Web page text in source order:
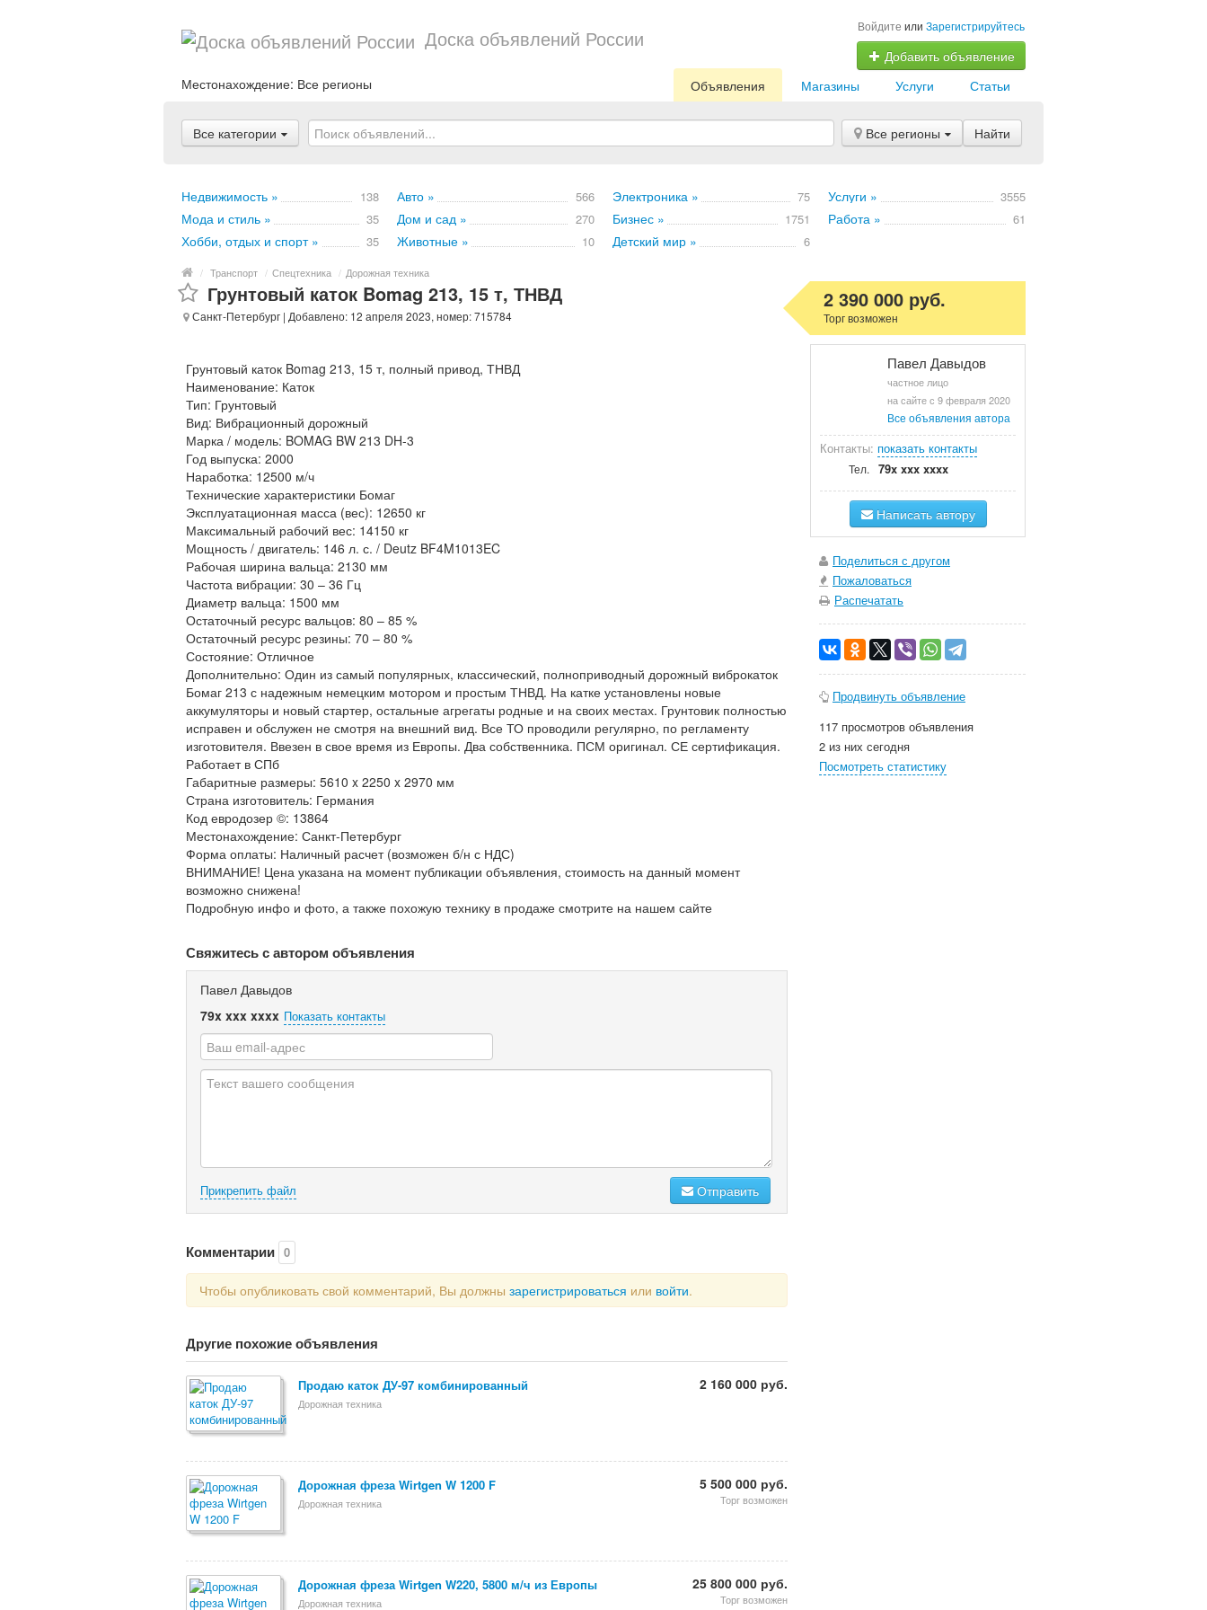
Доска объявлений России Войдите или Зарегистрируйтесь
Добавить объявление
Местонахождение: Все регионы Статьи
Услуги
Магазины
Объявления
Все категории Все регионы Найти
Недвижимость » 138 Авто » 566 Электроника » 75 Услуги » 3555
Мода и стиль » 35 Дом и сад » 270 Бизнес » 1751 Работа » 61
Хобби, отдых и спорт » 35 Животные » 10 Детский мир » 6
/ Транспорт / Спецтехника / Дорожная техника
Грунтовый каток Bomag 213, 15 т, ТНВД
Санкт-Петербург | Добавлено: 12 апреля 2023, номер: 715784
Грунтовый каток Bomag 213, 15 т, полный привод, ТНВД
Наименование: Каток
Тип: Грунтовый
Вид: Вибрационный дорожный
Марка / модель: BOMAG BW 213 DH-3
Год выпуска: 2000
Наработка: 12500 м/ч
Технические характеристики Бомаг
Эксплуатационная масса (вес): 12650 кг
Максимальный рабочий вес: 14150 кг
Мощность / двигатель: 146 л. с. / Deutz BF4M1013EC
Рабочая ширина вальца: 2130 мм
Частота вибрации: 30 – 36 Гц
Диаметр вальца: 1500 мм
Остаточный ресурс вальцов: 80 – 85 %
Остаточный ресурс резины: 70 – 80 %
Состояние: Отличное
Дополнительно: Один из самый популярных, классический, полноприводный дорожный виброкаток
Бомаг 213 с надежным немецким мотором и простым ТНВД. На катке установлены новые
аккумуляторы и новый стартер, остальные агрегаты родные и на своих местах. Грунтовик полностью
исправен и обслужен не смотря на внешний вид. Все ТО проводили регулярно, по регламенту
изготовителя. Ввезен в свое время из Европы. Два собственника. ПСМ оригинал. СЕ сертификация.
Работает в СПб
Габаритные размеры: 5610 x 2250 x 2970 мм
Страна изготовитель: Германия
Код евродозер ©: 13864
Местонахождение: Санкт-Петербург
Форма оплаты: Наличный расчет (возможен б/н с НДС)
ВНИМАНИЕ! Цена указана на момент публикации объявления, стоимость на данный момент
возможно снижена!
Подробную инфо и фото, а также похожую технику в продаже смотрите на нашем сайте
Свяжитесь с автором объявления
Павел Давыдов
79x xxx xxxx Показать контакты
Прикрепить файл Отправить
Комментарии 0
Чтобы опубликовать свой комментарий, Вы должны зарегистрироваться или войти.
Другие похожие объявления
Продаю каток ДУ-97 комбинированный
Дорожная техника
2 160 000 руб.
Дорожная фреза Wirtgen W 1200 F
Дорожная техника
5 500 000 руб.
Торг возможен
Дорожная фреза Wirtgen W220, 5800 м/ч из Европы
Дорожная техника
25 800 000 руб.
Торг возможен
2 390 000 руб.
Торг возможен
Павел Давыдов
частное лицо
на сайте с 9 февраля 2020
Все объявления автора
Контакты: показать контакты
Тел. 79x xxx xxxx
Написать автору
Поделиться с другом
Пожаловаться
Распечатать
Продвинуть объявление
117 просмотров объявления
2 из них сегодня
Посмотреть статистику